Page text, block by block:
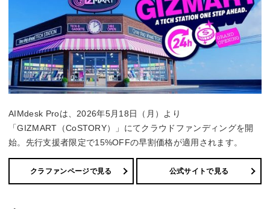
AIMdesk Proは、2026年5月18日（月）より
「GIZMART（CoSTORY）」にてクラウドファンディングを開
始。先行支援者限定で15%OFFの早割価格が適用されます。
クラファンページで見る 公式サイトで見る